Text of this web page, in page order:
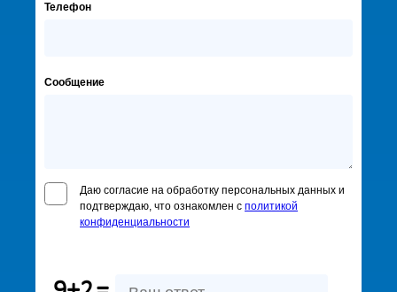
Телефон
Сообщение
Даю согласие на обработку персональных данных и
подтверждаю, что ознакомлен с политикой
конфиденциальности